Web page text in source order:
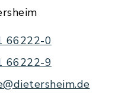
66222-0
66222-9